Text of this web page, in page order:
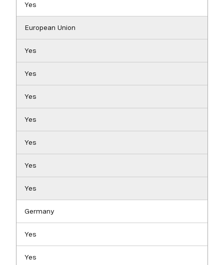
Yes
European Union
Yes
Yes
Yes
Yes
Yes
Yes
Yes
Germany
Yes
Yes